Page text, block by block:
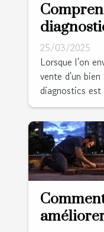
amiante,
25/03/2025
Lorsque l'on
vente d'un
diagnostics est